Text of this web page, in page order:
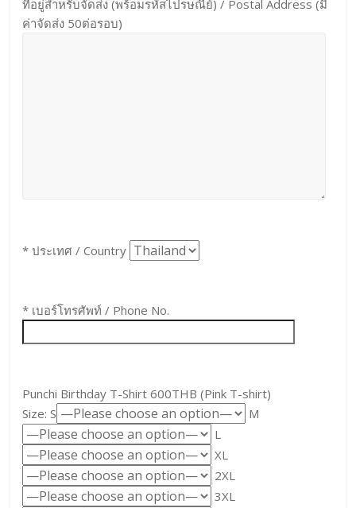
ที่อยู่สำหรับจัดส่ง (พร้อมรหัสไปรษณีย์) / Postal Address (มี
ค่าจัดส่ง 50ต่อรอบ)
* ประเทศ / Country
* เบอร์โทรศัพท์ / Phone No.
Punchi Birthday T-Shirt 600THB (Pink T-shirt)
Size: S
M
L
XL
2XL
3XL